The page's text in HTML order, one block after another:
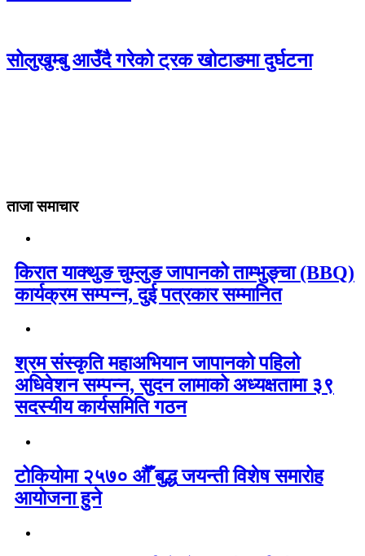
सोलुखुम्बु आउँदै गरेको ट्रक खोटाङमा दुर्घटना
ताजा समाचार
किरात याक्थुङ चुम्लुङ जापानको ताम्भुङ्चा (BBQ)
कार्यक्रम सम्पन्न, दुई पत्रकार सम्मानित
श्रम संस्कृति महाअभियान जापानको पहिलो
अधिवेशन सम्पन्न, सुदन लामाको अध्यक्षतामा ३९
सदस्यीय कार्यसमिति गठन
टोकियोमा २५७० औँ बुद्ध जयन्ती विशेष समारोह
आयोजना हुने